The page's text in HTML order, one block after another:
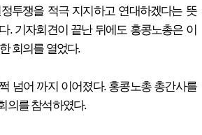
투쟁을 적극 지지하고 연대하겠다는 뜻
. 기자회견이 끝난 뒤에도 홍콩노총은 이
회의를 열었다.
넘어 까지 이어졌다. 홍콩노총 총간사를
의를 참석하였다.